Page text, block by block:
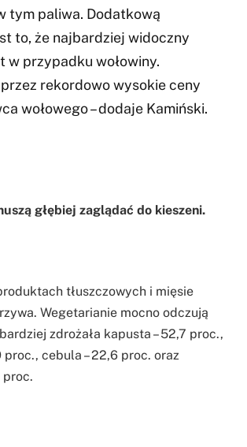
tym paliwa. Dodatkową
to, że najbardziej widoczny
w przypadku wołowiny.
rekordowo wysokie ceny
wołowego – dodaje Kamiński.
głębiej zaglądać do kieszeni.
tłuszczowych i mięsie
Wegetarianie mocno odczują
zdrożała kapusta – 52,7 proc.,
proc., cebula – 22,6 proc. oraz
proc.